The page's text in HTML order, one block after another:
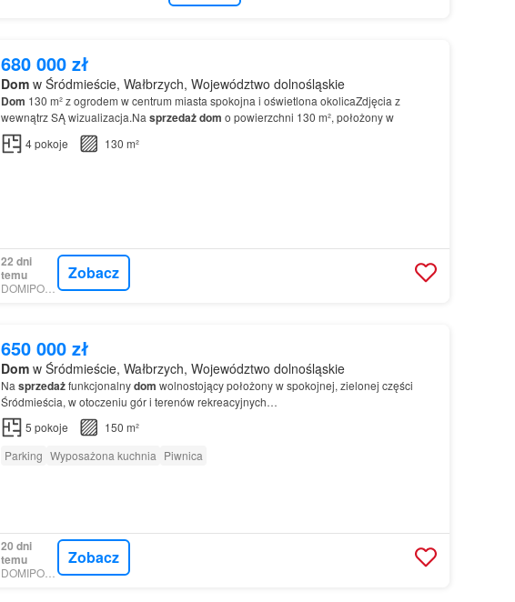
680 000 zł
Domw Śródmieście, Wałbrzych, Województwo dolnośląskie
Dom 130 m² z ogrodem w centrum miasta spokojna i oświetlona okolicaZdjęcia z
wewnątrz SĄ wizualizacja.Na sprzedażdom o powierzchni 130 m², położony w
4pokoje 130 m²
22 dni
temu
DOMIPORTA
Zobacz
650 000 zł
Domw Śródmieście, Wałbrzych, Województwo dolnośląskie
Na sprzedażfunkcjonalnydom wolnostojący położony w spokojnej, zielonej części
Śródmieścia, w otoczeniu gór i terenów rekreacyjnych…
5 pokoje
150 m²
Parking Wyposażona kuchnia Piwnica
20 dni
temu
DOMIPORTA
Zobacz